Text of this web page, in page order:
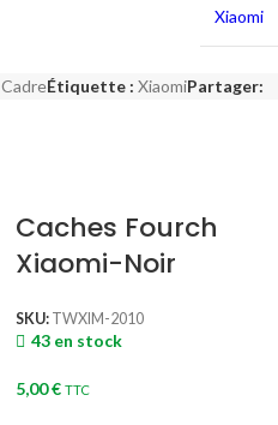
Xiaomi
CadreÉtiquette : XiaomiPartager:
Caches Fourch
Xiaomi-Noir
SKU: TWXIM-2010
43 en stock
5,00€ TTC